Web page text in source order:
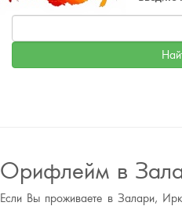
Орифлейм в
Если Вы проживаете в Залари,